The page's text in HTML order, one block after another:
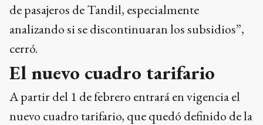
de pasajeros de Tandil, especialmente
analizando si se discontinuaran los subsidios”,
cerró.
El nuevo cuadro tarifario
A partir del 1 de febrero entrará en vigencia el
nuevo cuadro tarifario, que quedó definido de la